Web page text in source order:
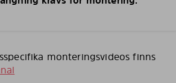
monteringsvideos finns